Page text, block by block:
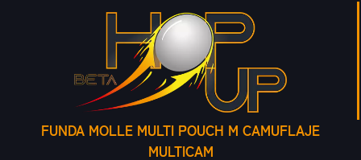
FUNDA MOLLE MULTI POUCH M CAMUFLAJE
MULTICAM